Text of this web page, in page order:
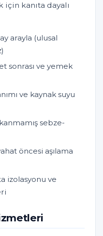
kanıta dayalı
arayla (ulusal
sonrası ve yemek
ve kaynak suyu
sebze-
öncesi aşılama
izolasyonu ve